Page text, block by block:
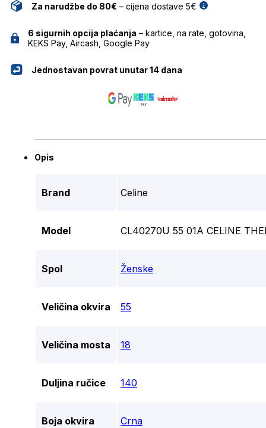
Za narudžbe do 80€ – cijena dostave 5€
6 sigurnih opcija plaćanja – kartice, na rate, gotovina,
KEKS Pay, Aircash, Google Pay
Jednostavan povrat unutar 14 dana
Opis
Brand Celine
Model CL40270U 55 01A CELINE
Spol Ženske
Veličina okvira 55
Veličina mosta 18
Duljina ručice 140
Boja okvira Crna